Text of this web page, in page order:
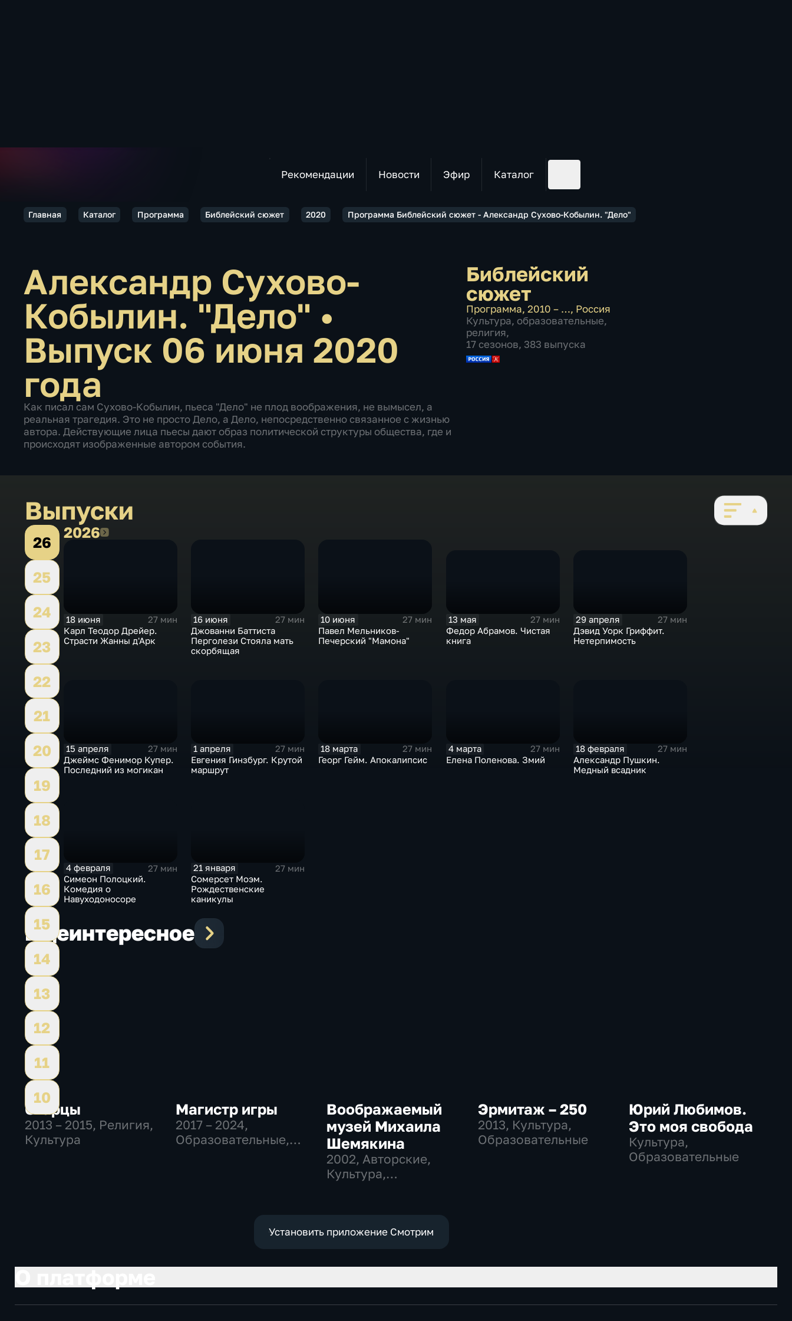
Рекомендации Новости Эфир Каталог
Главная Каталог Программа Библейский сюжет 2020 Программа Библейский сюжет - Александр Сухово-Кобылин. "Дело"
Александр Сухово-
Кобылин. "Дело" •
Выпуск 06 июня 2020
года
Как писал сам Сухово-Кобылин, пьеса "Дело" не плод воображения, не вымысел, а
реальная трагедия. Это не просто Дело, а Дело, непосредственно связанное с жизнью
автора. Действующие лица пьесы дают образ политической структуры общества, где и
происходят изображенные автором события.
Библейский
сюжет
Программа, 2010 – …, Россия
Культура, образовательные,
религия,
17 сезонов, 383 выпуска
Выпуски
26
25
24
23
22
21
20
19
18
17
16
15
14
13
12
11
10
20262026
18 июня
27 мин
Карл Теодор Дрейер.
Страсти Жанны д'Арк
16 июня
27 мин
Джованни Баттиста
Перголези Стояла мать
скорбящая
10 июня
27 мин
Павел Мельников-
Печерский "Мамона"
13 мая
27 мин
Федор Абрамов. Чистая
книга
29 апреля
27 мин
Дэвид Уорк Гриффит.
Нетерпимость
15 апреля
27 мин
Джеймс Фенимор Купер.
Последний из могикан
1 апреля
27 мин
Евгения Гинзбург. Крутой
маршрут
18 марта
27 мин
Георг Гейм. Апокалипсис
4 марта
27 мин
Елена Поленова. Змий
18 февраля
27 мин
Александр Пушкин.
Медный всадник
4 февраля
27 мин
Симеон Полоцкий.
Комедия о
Навуходоносоре
21 января
27 мин
Сомерсет Моэм.
Рождественские
каникулы
Ещеинтересное
Старцы
2013 – 2015, Религия,
Культура
Магистр игры
2017 – 2024,
Образовательные,
Воображаемый
музей Михаила
Шемякина
2002, Авторские,
Культура,
Эрмитаж – 250
2013, Культура,
Образовательные
Юрий Любимов.
Это моя свобода
Культура,
Образовательные
Установить приложение Смотрим